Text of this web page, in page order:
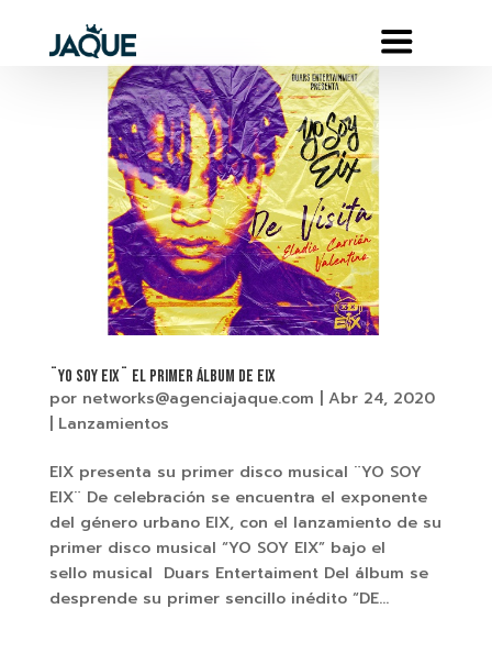
¨YO SOY EIX¨ El primer Álbum de EIX
por networks@agenciajaque.com | Abr 24, 2020
| Lanzamientos
EIX presenta su primer disco musical ¨YO SOY
EIX¨ De celebración se encuentra el exponente
del género urbano EIX, con el lanzamiento de su
primer disco musical “YO SOY EIX” bajo el
sello musical Duars Entertaiment Del álbum se
desprende su primer sencillo inédito “DE...